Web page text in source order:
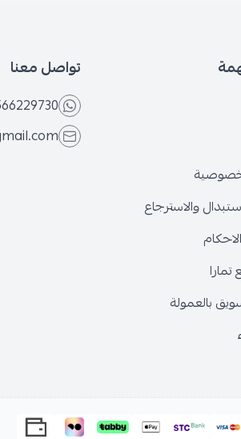
والاسترجاع
بالعمولة
تواصل معنا